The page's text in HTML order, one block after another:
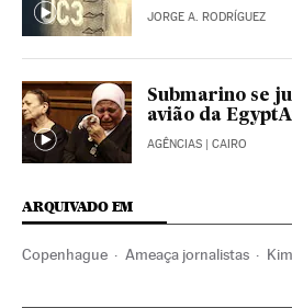
JORGE A. RODRÍGUEZ
Submarino se
avião da
AGÊNCIAS | CAIRO
ARQUIVADO EM
Copenhague Ameaça jornalistas